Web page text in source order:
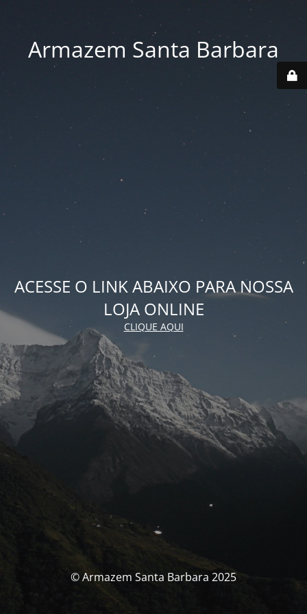
Armazem Santa Barbara
ACESSE O LINK ABAIXO PARA NOSSA
LOJA ONLINE
CLIQUE AQUI
© Armazem Santa Barbara 2025